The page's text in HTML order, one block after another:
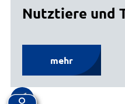
Nutztiere und
mehr